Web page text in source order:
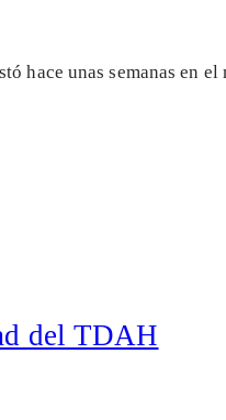
hace unas semanas en
del TDAH